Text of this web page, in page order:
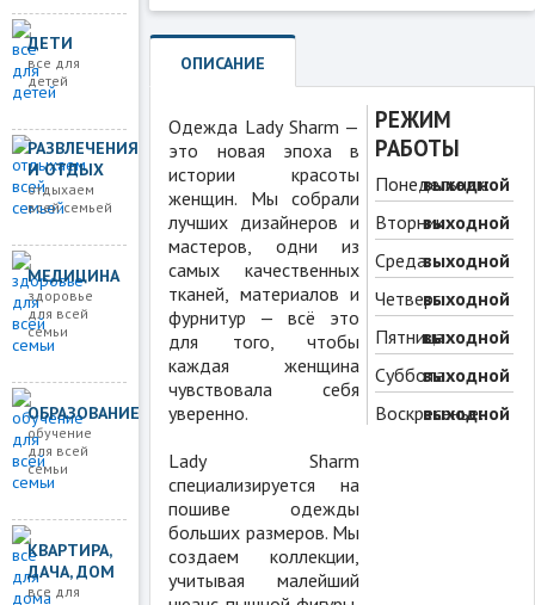
ДЕТИ
все для
детей
РАЗВЛЕЧЕНИЯ
И ОТДЫХ
отдыхаем
всей семьей
МЕДИЦИНА
здоровье
для всей
семьи
ОБРАЗОВАНИЕ
обучение
для всей
семьи
КВАРТИРА,
ДАЧА, ДОМ
все для
ОПИСАНИЕ
Одежда Lady Sharm —
это новая эпоха в
истории красоты
женщин. Мы собрали
лучших дизайнеров и
мастеров, одни из
самых качественных
тканей, материалов и
фурнитур — всё это
для того, чтобы
каждая женщина
чувствовала себя
уверенно.
Lady Sharm
специализируется на
пошиве одежды
больших размеров. Мы
создаем коллекции,
учитывая малейший
РЕЖИМ
РАБОТЫ
Понедельник:
выходной
Вторник:выходной
Среда:выходной
Четверг:выходной
Пятница:выходной
Суббота:выходной
Воскресенье:
выходной